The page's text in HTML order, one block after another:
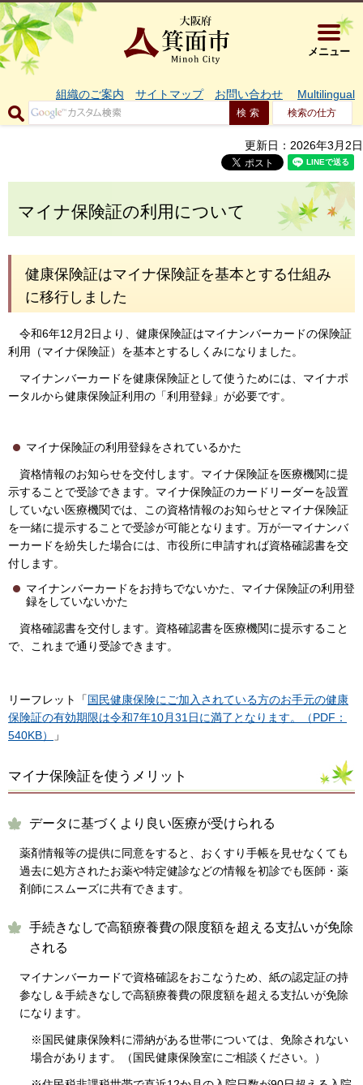
大阪府箕
メニュー
組織のご案内 サイトマップ お問い合わせ Multilingual
検索の仕方
更新日：2026年3月2日
マイナ保険証の利用について
健康保険証はマイナ保険証を基本とする仕組み
に移行しました
令和6年12月2日より、健康保険証はマイナンバーカードの保険証
利用（マイナ保険証）を基本とするしくみになりました。
マイナンバーカードを健康保険証として使うためには、マイナポ
ータルから健康保険証利用の「利用登録」が必要です。
マイナ保険証の利用登録をされているかた
資格情報のお知らせを交付します。マイナ保険証を医療機関に提
示することで受診できます。マイナ保険証のカードリーダーを設置
していない医療機関では、この資格情報のお知らせとマイナ保険証
を一緒に提示することで受診が可能となります。万が一マイナンバ
ーカードを紛失した場合には、市役所に申請すれば資格確認書を交
付します。
マイナンバーカードをお持ちでないかた、マイナ保険証の利用登
録をしていないかた
資格確認書を交付します。資格確認書を医療機関に提示すること
で、これまで通り受診できます。
リーフレット「国民健康保険にご加入されている方のお手元の健康
保険証の有効期限は令和7年10月31日に満了となります。（PDF：
540KB）
」
マイナ保険証を使うメリット
データに基づくより良い医療が受けられる
薬剤情報等の提供に同意をすると、おくすり手帳を見せなくても
過去に処方されたお薬や特定健診などの情報を初診でも医師・薬
剤師にスムーズに共有できます。
手続きなしで高額療養費の限度額を超える支払いが免除
される
マイナンバーカードで資格確認をおこなうため、紙の認定証の持
参なし＆手続きなしで高額療養費の限度額を超える支払いが免除
になります。
※国民健康保険料に滞納がある世帯については、免除されない
場合があります。（国民健康保険室にご相談ください。）